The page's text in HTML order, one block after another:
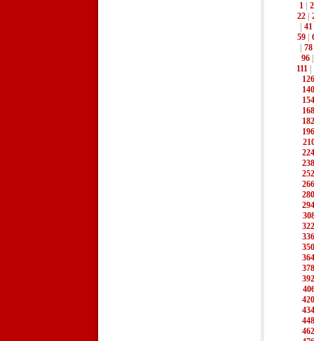
1
2
22|
41
59|
78
96
111|
126
140
154
168
182
196
224
238
252
266
280
294
322
336
350
364
378
392
420
434
448
462